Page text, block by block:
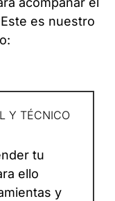
es nuestro
Y TÉCNICO
tu
ello
y